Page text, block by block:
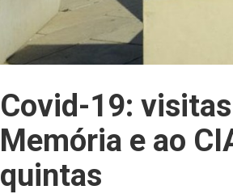
Covid-19:
Memória e ao
quintas